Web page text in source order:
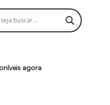
agora